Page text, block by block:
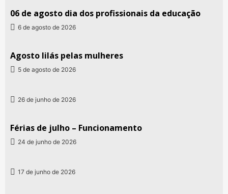
06 de agosto dia dos profissionais da educação
6 de agosto de 2026
Agosto lilás pelas mulheres
5 de agosto de 2026
26 de junho de 2026
Férias de julho – Funcionamento
24 de junho de 2026
17 de junho de 2026